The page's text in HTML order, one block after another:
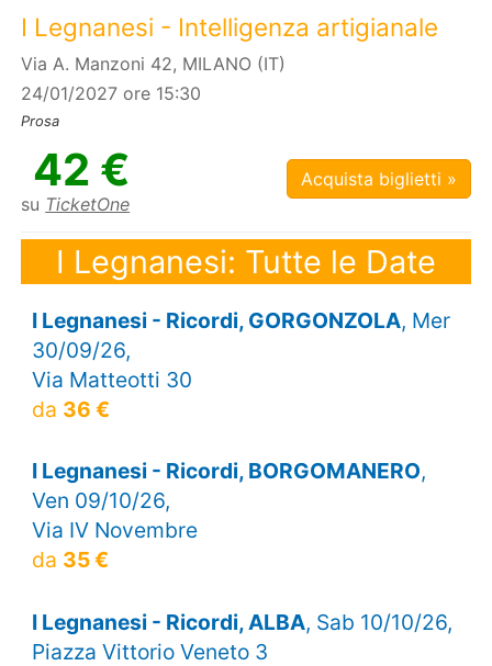
I Legnanesi - Intelligenza artigianale
Via A. Manzoni 42, MILANO (IT)
24/01/2027 ore 15:30
Prosa
42 €
su TicketOne
Acquista biglietti »
I Legnanesi: Tutte le Date
I Legnanesi - Ricordi, GORGONZOLA, Mer
30/09/26,
Via Matteotti 30
da 36 €
I Legnanesi - Ricordi, BORGOMANERO,
Ven 09/10/26,
Via IV Novembre
da 35 €
I Legnanesi - Ricordi, ALBA, Sab 10/10/26,
Piazza Vittorio Veneto 3